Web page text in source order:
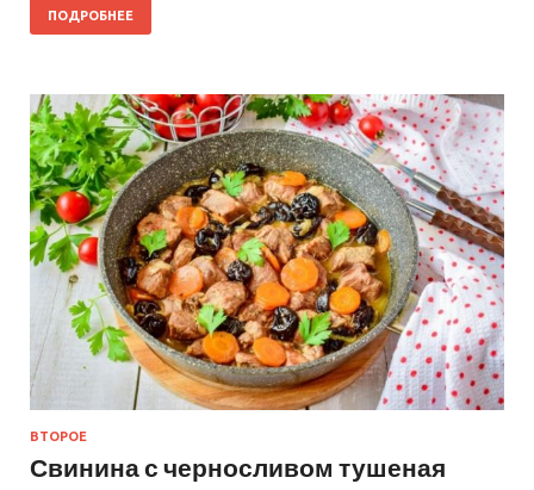
ПОДРОБНЕЕ
ВТОРОЕ
Свинина с черносливом тушеная